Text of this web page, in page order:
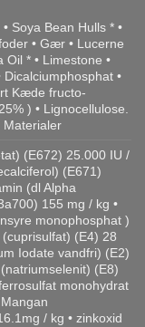
Soya Bean Hulls * •
• Gær • Lucerne
Oil * • Limestone •
•
Kæde fructo-
) • Lignocellulose.
Materialer
(E672) 25.000 IU /
(E671)
(dl Alpha
155 mg / kg •
monophosphat )
(E4) 28
Iodate vandfri) (E2)
(E8)
monohydrat
/ kg • zinkoxid